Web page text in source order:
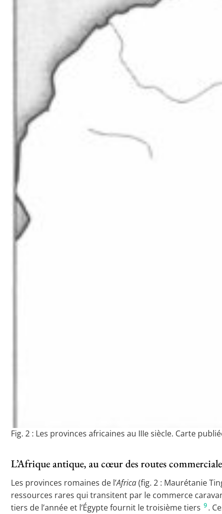
Fig. 2 : Les provinces africaines au IIIe siècle. Carte
L’Afrique antique, au cœur des routes
Les provinces romaines de l’Africa(fig. 2 : Maurétanie
ressources rares qui transitent par le commerce
tiers de l’année et l’Égypte fournit le troisième tiers 9.